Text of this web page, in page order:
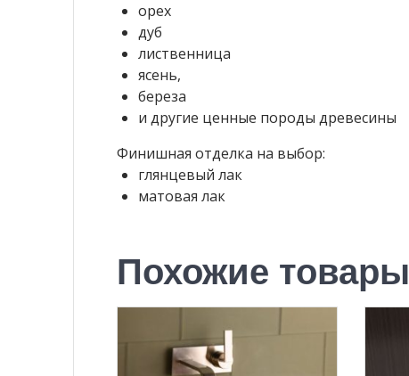
орех
дуб
лиственница
ясень,
береза
и другие ценные породы древесины
Финишная отделка на выбор:
глянцевый лак
матовая лак
Похожие товары